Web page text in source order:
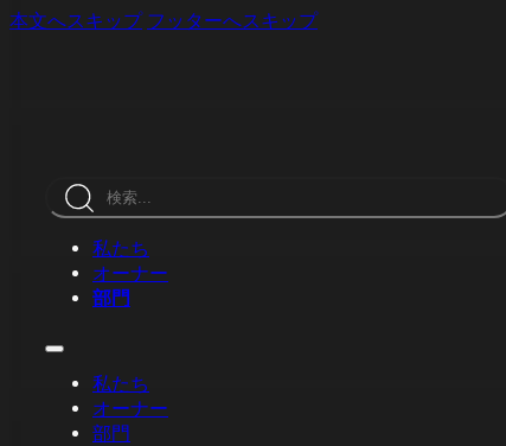
本文へスキップ フッターへスキップ
索
私たち
オーナー
部門
私たち
オーナー
部門